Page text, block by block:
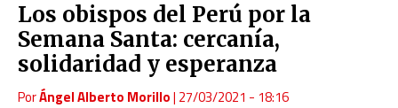
Los obispos del Perú por la
Semana Santa: cercanía,
solidaridad y esperanza
PorÁngel Alberto Morillo| 27/03/2021 - 18:16